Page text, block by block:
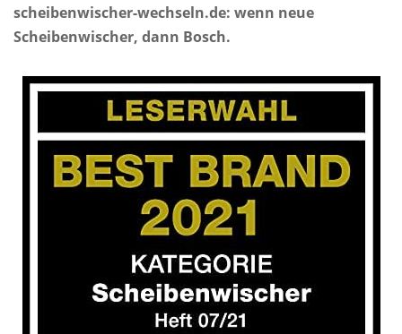
scheibenwischer-wechseln.de: wenn neue
Scheibenwischer, dann Bosch.